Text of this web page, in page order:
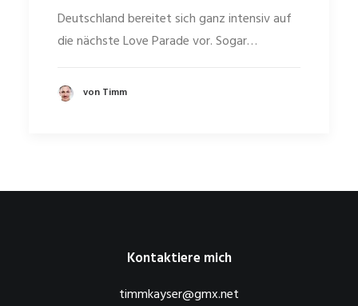
Deutschland bereitet sich ganz intensiv auf
die nächste Love Parade vor. Sogar…
von Timm
Kontaktiere mich
timmkayser@gmx.net